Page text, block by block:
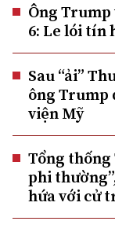
Ông
6: Le lói tín
Sau “ải”
ông Trump
viện Mỹ
Tổng
phi
hứa với cử